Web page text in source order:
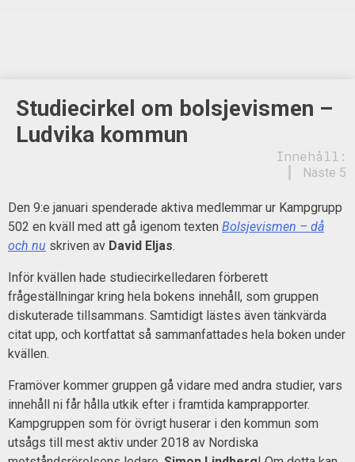
Studiecirkel om bolsjevismen –
Ludvika kommun
Innehåll:
Näste 5
Den 9:e januari spenderade aktiva medlemmar ur Kampgrupp
502 en kväll med att gå igenom texten Bolsjevismen – då
och nu skriven av David Eljas.
Inför kvällen hade studiecirkelledaren förberett
frågeställningar kring hela bokens innehåll, som gruppen
diskuterade tillsammans. Samtidigt lästes även tänkvärda
citat upp, och kortfattat så sammanfattades hela boken under
kvällen.
Framöver kommer gruppen gå vidare med andra studier, vars
innehåll ni får hålla utkik efter i framtida kamprapporter.
Kampgruppen som för övrigt huserar i den kommun som
utsågs till mest aktiv under 2018 av Nordiska